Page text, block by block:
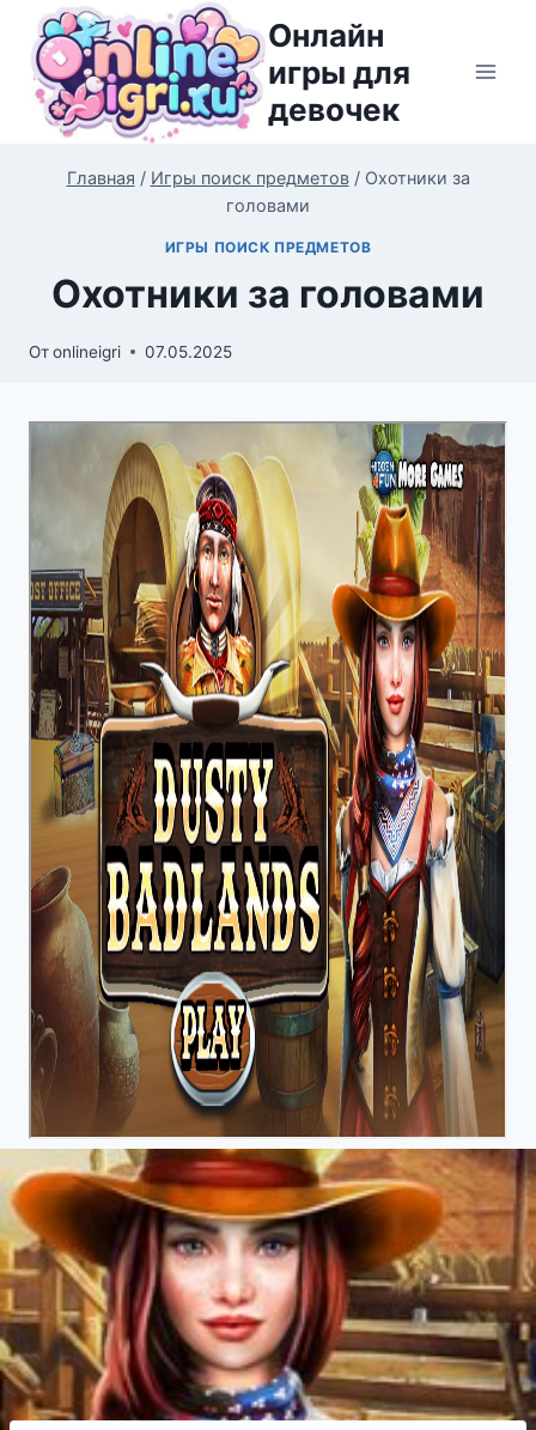
Перейти
содержимому
Онлайн
игры для
девочек
Главная / Игры поиск предметов / Охотники за
головами
ИГРЫ ПОИСК ПРЕДМЕТОВ
Охотники за головами
Отonlineigri 07.05.2025